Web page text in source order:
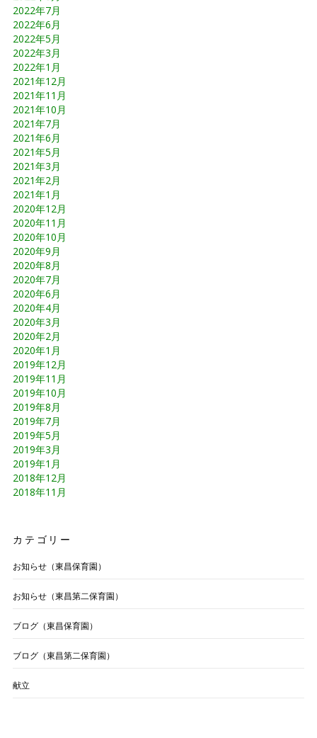
2022年7月
2022年6月
2022年5月
2022年3月
2022年1月
2021年12月
2021年11月
2021年10月
2021年7月
2021年6月
2021年5月
2021年3月
2021年2月
2021年1月
2020年12月
2020年11月
2020年10月
2020年9月
2020年8月
2020年7月
2020年6月
2020年4月
2020年3月
2020年2月
2020年1月
2019年12月
2019年11月
2019年10月
2019年8月
2019年7月
2019年5月
2019年3月
2019年1月
2018年12月
2018年11月
カテゴリー
お知らせ（東昌保育園）
お知らせ（東昌第二保育園）
ブログ（東昌保育園）
ブログ（東昌第二保育園）
献立